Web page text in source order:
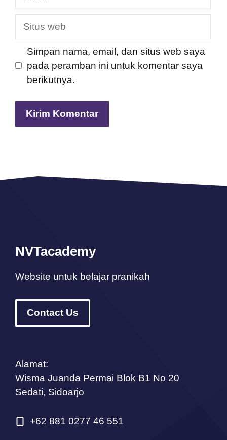
Situs
Simpan nama, email, dan situs web saya
pada peramban ini untuk komentar saya
berikutnya.
NVTacademy
Website untuk belajar pranikah
Contact Us
Alamat:
Wisma Juanda Permai Blok B1 No 20
Sedati, Sidoarjo
+62 881 0277 46 551